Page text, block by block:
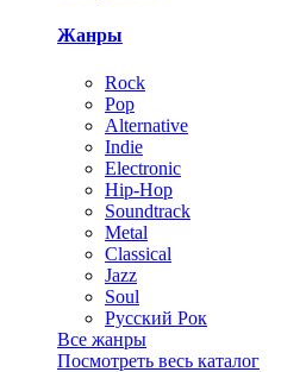
Жанры
Rock
Pop
Alternative
Indie
Electronic
Hip-Hop
Soundtrack
Metal
Classical
Jazz
Soul
Русский Рок
Все жанры
Посмотреть весь каталог